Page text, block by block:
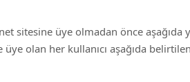
sitesine üye olmadan önce
üye olan her kullanıcı aşağıda